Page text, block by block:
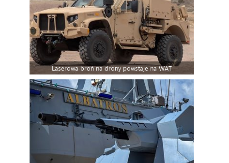
Laserowa broń na drony powstaje na WAT